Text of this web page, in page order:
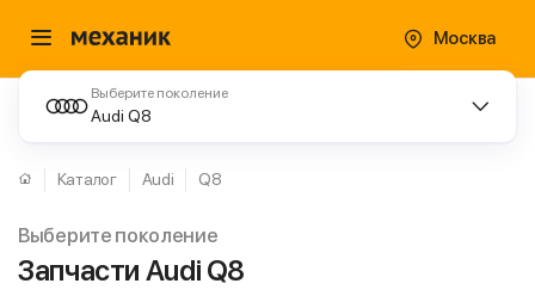
Москва
Выберите поколение
Audi Q8
Каталог Audi Q8
Выберите поколение
Запчасти Audi Q8